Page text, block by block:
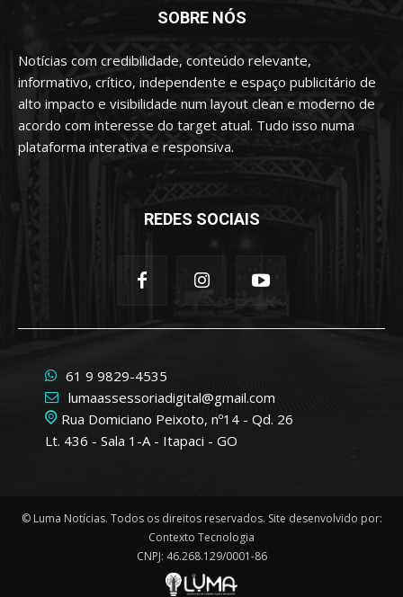
SOBRE NÓS
Notícias com credibilidade, conteúdo relevante,
informativo, crítico, independente e espaço publicitário de
alto impacto e visibilidade num layout clean e moderno de
acordo com interesse do target atual. Tudo isso numa
plataforma interativa e responsiva.
REDES SOCIAIS
61 9 9829-4535
lumaassessoriadigital@gmail.com
Rua Domiciano Peixoto, nº14 - Qd. 26
Lt. 436 - Sala 1-A - Itapaci - GO
© Luma Notícias. Todos os direitos reservados. Site desenvolvido por:
Contexto Tecnologia
CNPJ: 46.268.129/0001-86